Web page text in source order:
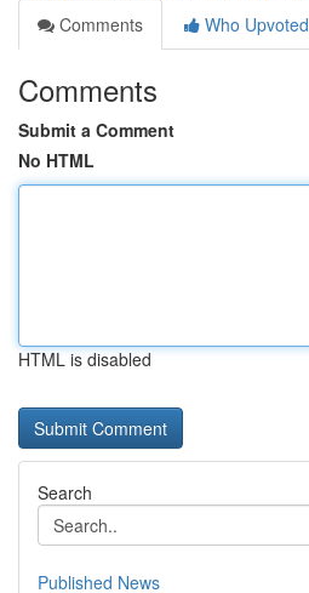
Comments
Who Upvoted
Comments
Submit a Comment
No HTML
HTML is disabled
Search
Published News